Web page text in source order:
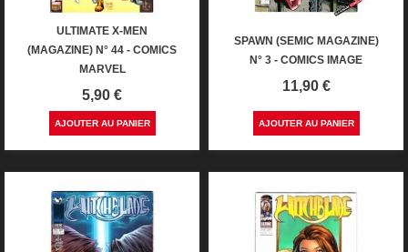
ULTIMATE X-MEN
(MAGAZINE) N° 44 - COMICS
MARVEL
Prix
5,90 €
AJOUTER AU PANIER
SPAWN (SEMIC MAGAZINE)
N° 3 - COMICS IMAGE
Prix
11,90 €
AJOUTER AU PANIER